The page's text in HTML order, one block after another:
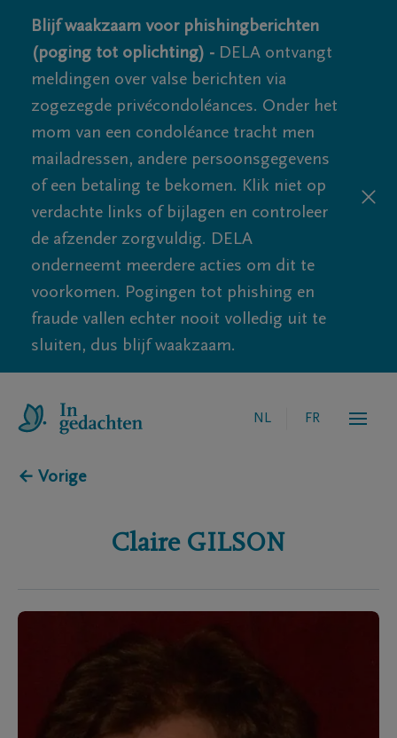
Blijf waakzaam voor phishingberichten
(poging tot oplichting) - DELA ontvangt
meldingen over valse berichten via
zogezegde privécondoléances. Onder het
mom van een condoléance tracht men
mailadressen, andere persoonsgegevens
of een betaling te bekomen. Klik niet op
verdachte links of bijlagen en controleer
de afzender zorgvuldig. DELA
onderneemt meerdere acties om dit te
voorkomen. Pogingen tot phishing en
fraude vallen echter nooit volledig uit te
sluiten, dus blijf waakzaam.
NL FR
← Vorige
Claire GILSON